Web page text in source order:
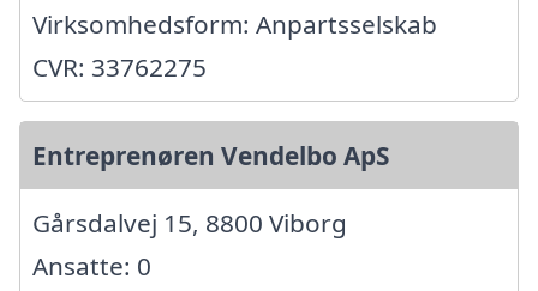
Virksomhedsform: Anpartsselskab
CVR: 33762275
Entreprenøren Vendelbo ApS
Gårsdalvej 15, 8800 Viborg
Ansatte: 0